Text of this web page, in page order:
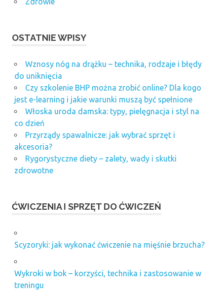
OSTATNIE WPISY
Wznosy nóg na drążku – technika, rodzaje i błędy
do uniknięcia
Czy szkolenie BHP można zrobić online? Dla kogo
jest e-learning i jakie warunki muszą być spełnione
Włoska uroda damska: typy, pielęgnacja i styl na
co dzień
Przyrządy spawalnicze: jak wybrać sprzęt i
akcesoria?
Rygorystyczne diety – zalety, wady i skutki
zdrowotne
ĆWICZENIA I SPRZĘT DO ĆWICZEŃ
Scyzoryki: jak wykonać ćwiczenie na mięśnie brzucha?
Wykroki w bok – korzyści, technika i zastosowanie w
treningu